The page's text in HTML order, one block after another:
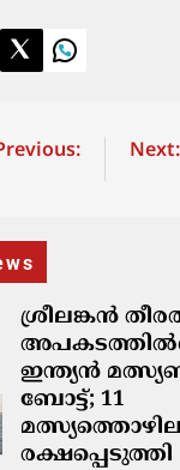
TwitterLinkedIn
Next:
ശ്രീലങ്കൻ
ഇന്ത്യൻ
ബോട്ട്; 11
രക്ഷപ്പെടുത്തി